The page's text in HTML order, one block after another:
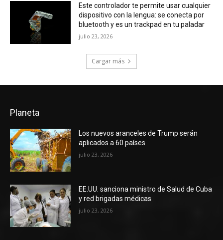
Este controlador te permite usar cualquier
dispositivo con la lengua: se conecta por
bluetooth y es un trackpad en tu paladar
julio 23, 2026
Cargar más
Planeta
Los nuevos aranceles de Trump serán
aplicados a 60 países
julio 23, 2026
EE.UU. sanciona ministro de Salud de Cuba
y red brigadas médicas
julio 23, 2026